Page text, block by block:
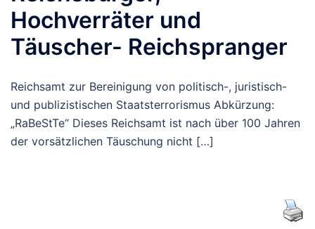
Hochverräter und
Täuscher- Reichspranger
Reichsamt zur Bereinigung von politisch-, juristisch-
und publizistischen Staatsterrorismus Abkürzung:
„RaBeStTe“ Dieses Reichsamt ist nach über 100 Jahren
der vorsätzlichen Täuschung nicht […]